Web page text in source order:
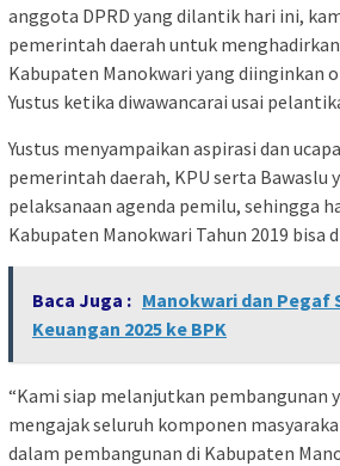
anggota DPRD yang dilantik hari ini,
pemerintah daerah untuk
Kabupaten Manokwari yang diinginkan
Yustus ketika diwawancarai usai
Yustus menyampaikan aspirasi dan
pemerintah daerah, KPU serta Bawaslu
pelaksanaan agenda pemilu, sehingga
Kabupaten Manokwari Tahun 2019 bisa
Baca Juga : Manokwari dan Pegaf
Keuangan 2025 ke BPK
“Kami siap melanjutkan pembangunan
mengajak seluruh komponen
dalam pembangunan di Kabupaten